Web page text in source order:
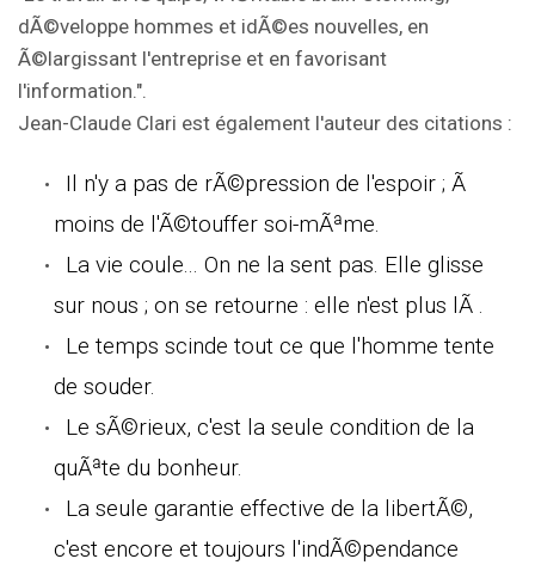
dÃ©veloppe hommes et idÃ©es nouvelles, en
Ã©largissant l'entreprise et en favorisant
l'information.".
Jean-Claude Clari est également l'auteur des citations :
Il n'y a pas de rÃ©pression de l'espoir ; Ã
moins de l'Ã©touffer soi-mÃªme.
La vie coule... On ne la sent pas. Elle glisse
sur nous ; on se retourne : elle n'est plus lÃ .
Le temps scinde tout ce que l'homme tente
de souder.
Le sÃ©rieux, c'est la seule condition de la
quÃªte du bonheur.
La seule garantie effective de la libertÃ©,
c'est encore et toujours l'indÃ©pendance